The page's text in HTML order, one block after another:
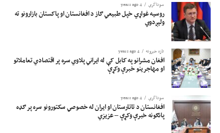
سوداگري 4 years ago
روسیه غواړي خپل طبیعي ګاز د افغانستان او پاکستان بازارونو ته
ولېږدوي
تازه خبرونه 4 years ago
افغان مشرانو په کابل کې له ایراني پلاوي سره پر اقتصادي تعاملاتو
او مهاجرینو خبرې وکړې
سوداگري 4 years ago
افغانستان د تاتارستان او ايران له خصوصي سکتورونو سره پر ګډه
پانګونه خبرې وکړې – عزيزي